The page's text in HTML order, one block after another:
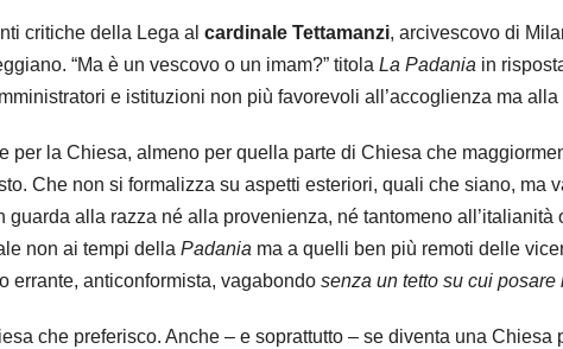
critiche della Lega al cardinale Tettamanzi, arcivescovo di
“Ma è un vescovo o un imam?” titola La Padania in
e istituzioni non più favorevoli all’accoglienza ma
per la Chiesa, almeno per quella parte di Chiesa che
Che non si formalizza su aspetti esteriori, quali che siano, ma
guarda alla razza né alla provenienza, né tantomeno all’italianità
non ai tempi della Padania ma a quelli ben più remoti delle
errante, anticonformista, vagabondo senza un tetto su cui
che preferisco. Anche – e soprattutto – se diventa una Chiesa